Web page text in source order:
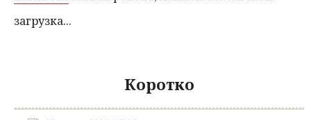
загрузка...
Коротко